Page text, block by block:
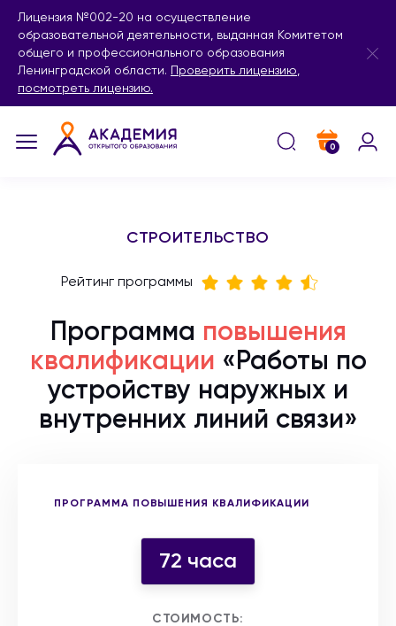
Лицензия №002-20 на осуществление
образовательной деятельности, выданная Комитетом
общего и профессионального образования
Ленинградской области.
Проверить лицензию,
посмотреть лицензию.
0
СТРОИТЕЛЬСТВО
Рейтинг программы
Программа повышения
квалификации «Работы по
устройству наружных и
внутренних линий связи»
ПРОГРАММА ПОВЫШЕНИЯ КВАЛИФИКАЦИИ
Выберите форму участия
72 часа
СТОИМОСТЬ: